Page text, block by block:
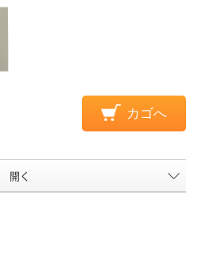
カゴへ
開く